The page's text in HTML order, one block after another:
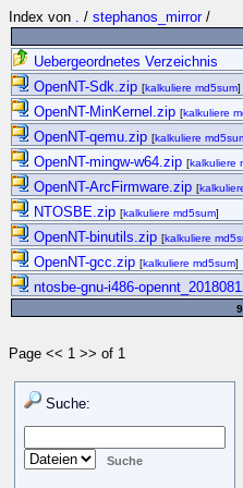
Index von . / stephanos_mirror/
Uebergeordnetes Verzeichnis
OpenNT-Sdk.zip [kalkuliere md5sum]
OpenNT-MinKernel.zip [kalkuliere
OpenNT-qemu.zip [kalkuliere
OpenNT-mingw-w64.zip [kalkuliere
OpenNT-ArcFirmware.zip [
NTOSBE.zip [kalkuliere md5sum]
OpenNT-binutils.zip [kalkuliere
OpenNT-gcc.zip [kalkuliere md5sum]
ntosbe-gnu-i486-
Page << 1 >> of 1
Suche: